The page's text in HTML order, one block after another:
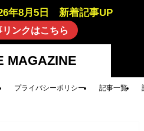
年8月5日 新着記事UP
ンクはこちら
MAGAZINE
プライバシーポリシー 記事一覧